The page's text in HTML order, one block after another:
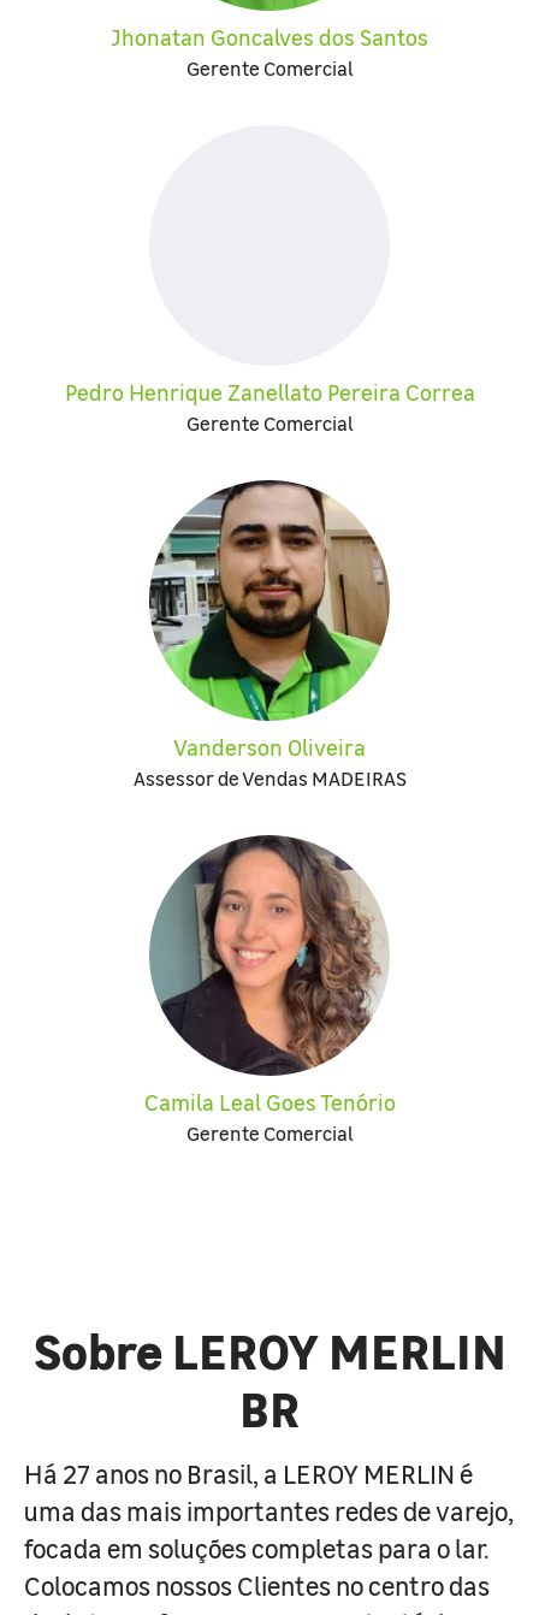
Jhonatan Goncalves dos Santos
Gerente Comercial
Pedro Henrique Zanellato Pereira Correa
Gerente Comercial
Vanderson Oliveira
Assessor de Vendas MADEIRAS
Camila Leal Goes Tenório
Gerente Comercial
Sobre LEROY MERLIN
BR
Há 27 anos no Brasil, a LEROY MERLIN é
uma das mais importantes redes de varejo,
focada em soluções completas para o lar.
Colocamos nossos Clientes no centro das